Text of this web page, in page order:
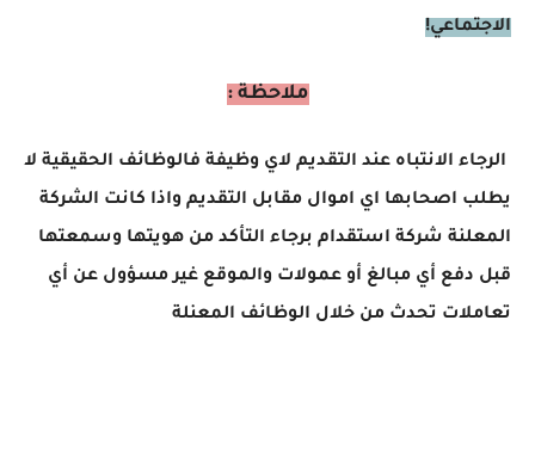
الاجتماعي!
ملاحظة :
الرجاء الانتباه عند التقديم لاي وظيفة فالوظائف الحقيقية لا
يطلب اصحابها اي اموال مقابل التقديم واذا كانت الشركة
المعلنة شركة استقدام برجاء التأكد من هويتها وسمعتها
قبل دفع أي مبالغ أو عمولات والموقع غير مسؤول عن أي
تعاملات تحدث من خلال الوظائف المعنلة